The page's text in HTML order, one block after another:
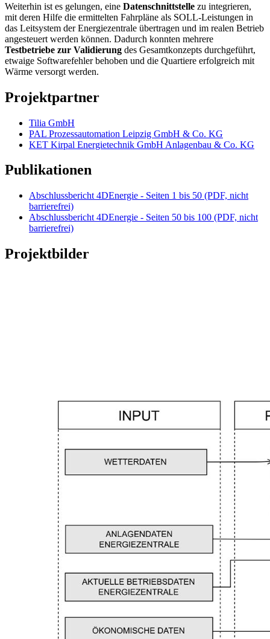
Weiterhin ist es gelungen, eine Datenschnittstelle zu integrieren,
mit deren Hilfe die ermittelten Fahrpläne als SOLL-Leistungen in
das Leitsystem der Energiezentrale übertragen und im realen Betrieb
angesteuert werden können. Dadurch konnten mehrere
Testbetriebe zur Validierung des Gesamtkonzepts durchgeführt,
etwaige Softwarefehler behoben und die Quartiere erfolgreich mit
Wärme versorgt werden.
Projektpartner
Tilia GmbH
PAL Prozessautomation Leipzig GmbH & Co. KG
KET Kirpal Energietechnik GmbH Anlagenbau & Co. KG
Publikationen
Abschlussbericht 4DEnergie - Seiten 1 bis 50 (PDF, nicht
barrierefrei)
Abschlussbericht 4DEnergie - Seiten 50 bis 100 (PDF, nicht
barrierefrei)
Projektbilder